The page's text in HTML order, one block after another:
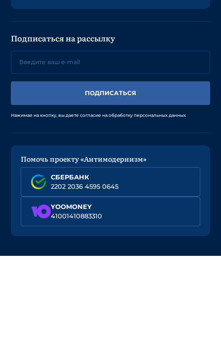
Подписаться на рассылку
ПОДПИСАТЬСЯ
Нажимая на кнопку, вы даете согласие на обработку персональных данных
Помочь проекту «Антимодернизм»
СБЕРБАНК
2202 2036 4595 0645
YOOMONEY
41001410883310